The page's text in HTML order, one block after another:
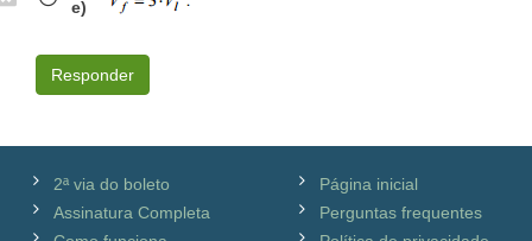
e)
Responder
2ª via do boleto
Assinatura Completa
Página inicial
Perguntas frequentes